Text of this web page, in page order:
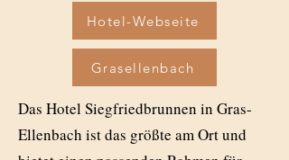
Hotel-Webseite
Grasellenbach
Das Hotel Siegfriedbrunnen in Gras-
Ellenbach ist das größte am Ort und